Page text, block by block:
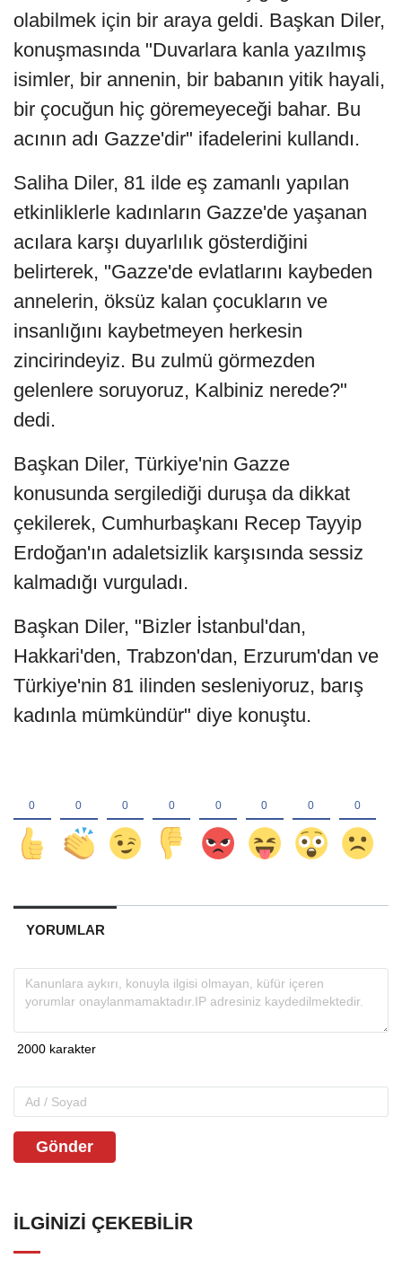
olabilmek için bir araya geldi. Başkan Diler,
konuşmasında "Duvarlara kanla yazılmış
isimler, bir annenin, bir babanın yitik hayali,
bir çocuğun hiç göremeyeceği bahar. Bu
acının adı Gazze'dir" ifadelerini kullandı.
Saliha Diler, 81 ilde eş zamanlı yapılan
etkinliklerle kadınların Gazze'de yaşanan
acılara karşı duyarlılık gösterdiğini
belirterek, "Gazze'de evlatlarını kaybeden
annelerin, öksüz kalan çocukların ve
insanlığını kaybetmeyen herkesin
zincirindeyiz. Bu zulmü görmezden
gelenlere soruyoruz, Kalbiniz nerede?"
dedi.
Başkan Diler, Türkiye'nin Gazze
konusunda sergilediği duruşa da dikkat
çekilerek, Cumhurbaşkanı Recep Tayyip
Erdoğan'ın adaletsizlik karşısında sessiz
kalmadığı vurguladı.
Başkan Diler, "Bizler İstanbul'dan,
Hakkari'den, Trabzon'dan, Erzurum'dan ve
Türkiye'nin 81 ilinden sesleniyoruz, barış
kadınla mümkündür" diye konuştu.
YORUMLAR
Gönder
İLGINIZI ÇEKEBILIR